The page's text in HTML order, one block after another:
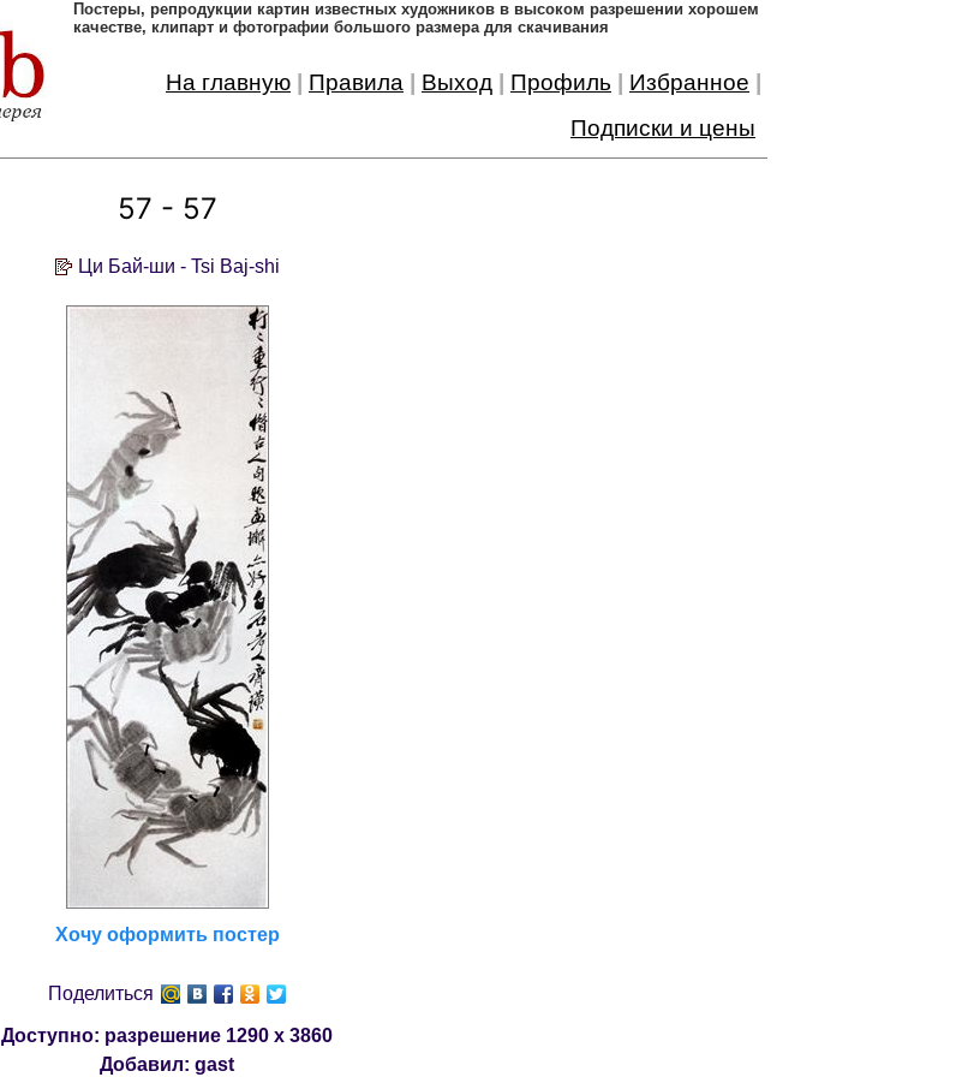
Постеры, pепродукции картин известных художников в высоком разрешении хорошем
качестве, клипарт и фотографии большого размера для скачивания
На главную Правила Выход Профиль Избранное
Подписки и цены
57 - 57
Ци Бай-ши - Tsi Baj-shi
Хочу оформить постер
Поделиться
Доступно: разрешение 1290 x 3860
Добавил: gast